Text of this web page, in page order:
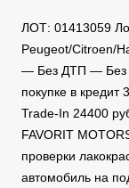
ЛОТ: 01413059
Peugeot/Citroen/
— Без ДТП — Без
покупке в
Trade-In 24400
FAVORIT
проверки
автомобиль на